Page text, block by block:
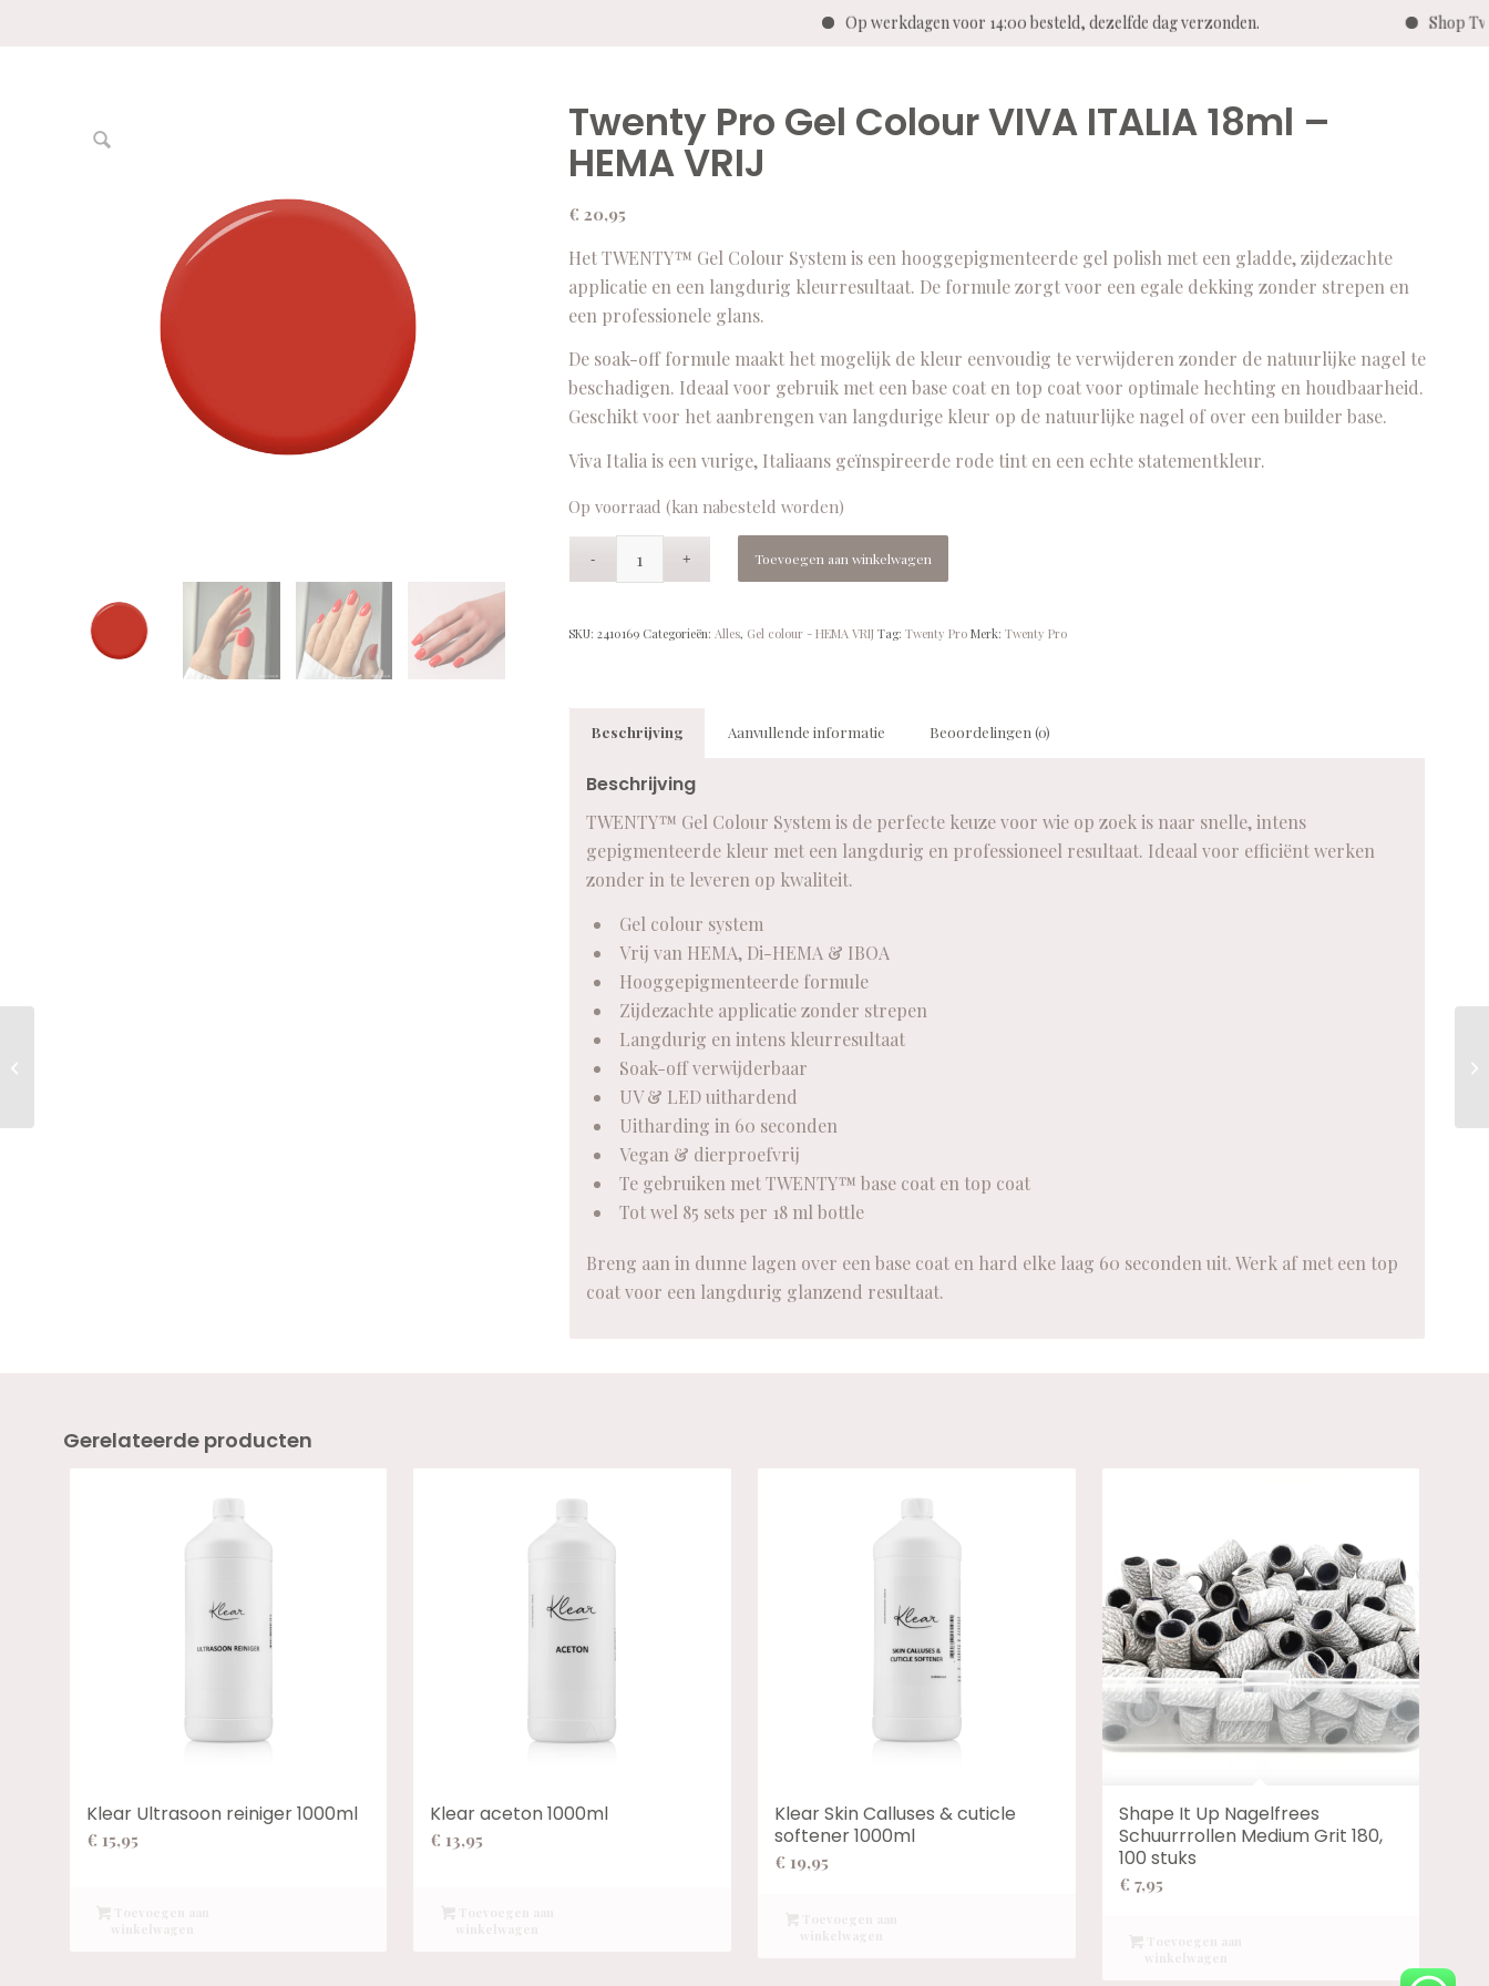
Op werkdagen voor 14:00 besteld, dezelfde dag verzonden. Shop
Twenty Pro Gel Colour VIVA ITALIA 18ml –
HEMA VRIJ
€ 20,95
Het TWENTY™ Gel Colour System is een hooggepigmenteerde gel polish met een gladde, zijdezachte
applicatie en een langdurig kleurresultaat. De formule zorgt voor een egale dekking zonder strepen en
een professionele glans.
De soak-off formule maakt het mogelijk de kleur eenvoudig te verwijderen zonder de natuurlijke nagel te
beschadigen. Ideaal voor gebruik met een base coat en top coat voor optimale hechting en houdbaarheid.
Geschikt voor het aanbrengen van langdurige kleur op de natuurlijke nagel of over een builder base.
Viva Italia is een vurige, Italiaans geïnspireerde rode tint en een echte statementkleur.
Op voorraad (kan nabesteld worden)
Toevoegen aan winkelwagen
SKU: 2410169 Categorieën: Alles, Gel colour - HEMA VRIJ Tag: Twenty Pro Merk: Twenty Pro
Beschrijving Aanvullende informatie Beoordelingen (0)
Beschrijving
TWENTY™ Gel Colour System is de perfecte keuze voor wie op zoek is naar snelle, intens
gepigmenteerde kleur met een langdurig en professioneel resultaat. Ideaal voor efficiënt werken
zonder in te leveren op kwaliteit.
Gel colour system
Vrij van HEMA, Di-HEMA & IBOA
Hooggepigmenteerde formule
Zijdezachte applicatie zonder strepen
Langdurig en intens kleurresultaat
Soak-off verwijderbaar
UV & LED uithardend
Uitharding in 60 seconden
Vegan & dierproefvrij
Te gebruiken met TWENTY™ base coat en top coat
Tot wel 85 sets per 18 ml bottle
Breng aan in dunne lagen over een base coat en hard elke laag 60 seconden uit. Werk af met een top
coat voor een langdurig glanzend resultaat.
Gerelateerde producten
Klear Ultrasoon reiniger 1000ml
€ 15,95
Klear aceton 1000ml
€ 13,95
Klear Skin Calluses & cuticle
softener 1000ml
€ 19,95
Shape It Up Nagelfrees
Schuurrrollen Medium Grit 180,
100 stuks
€ 7,95